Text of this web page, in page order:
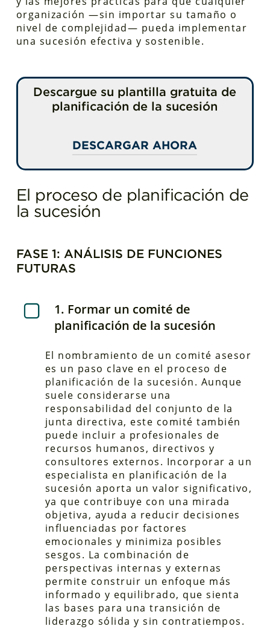
organización —sin importar su tamaño o
nivel de complejidad— pueda implementar
una sucesión efectiva y sostenible.
Descargue su plantilla gratuita de
planificación de la sucesión
DESCARGAR AHORA
su plantilla gratuita de planificación de
la sucesión directamente en su correo
El proceso de planificación de
la sucesión
FASE 1: ANÁLISIS DE FUNCIONES
FUTURAS
1. Formar un comité de
planificación de la sucesión
El nombramiento de un comité asesor
es un paso clave en el proceso de
planificación de la sucesión. Aunque
suele considerarse una
responsabilidad del conjunto de la
junta directiva, este comité también
puede incluir a profesionales de
recursos humanos, directivos y
consultores externos. Incorporar a un
especialista en planificación de la
sucesión aporta un valor significativo,
ya que contribuye con una mirada
objetiva, ayuda a reducir decisiones
influenciadas por factores
emocionales y minimiza posibles
sesgos. La combinación de
perspectivas internas y externas
permite construir un enfoque más
informado y equilibrado, que sienta
las bases para una transición de
liderazgo sólida y sin contratiempos.